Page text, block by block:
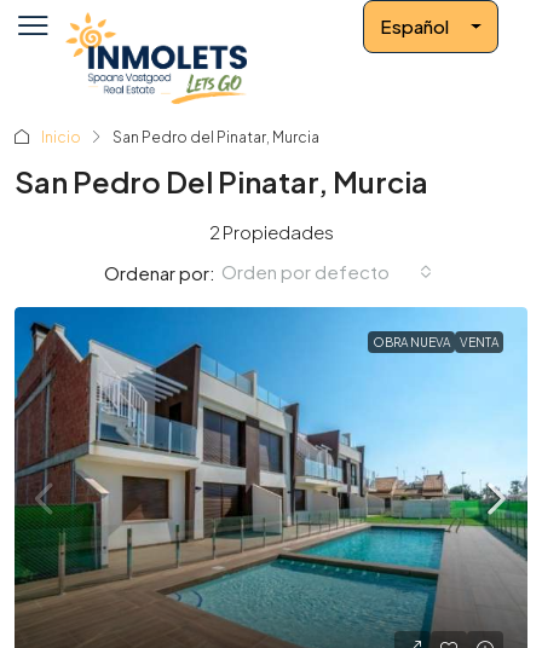
Español
Inicio San Pedro del Pinatar, Murcia
San Pedro Del Pinatar, Murcia
2 Propiedades
Ordenar por: Orden por defecto
OBRA NUEVA VENTA